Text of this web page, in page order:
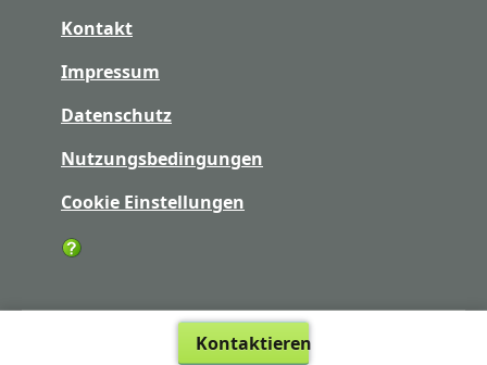
Kontakt
Impressum
Datenschutz
Nutzungsbedingungen
Cookie Einstellungen
Kontaktieren